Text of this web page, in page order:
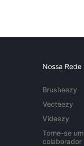
Nossa Rede
Brusheezy
Vecteezy
Videezy
Torne-se um
colaborador